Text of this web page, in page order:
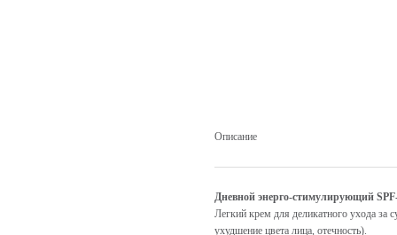
Описание
Дневной энерго-стимулирующий
Легкий крем для деликатного ухода за
ухудшение цвета лица, отечность).